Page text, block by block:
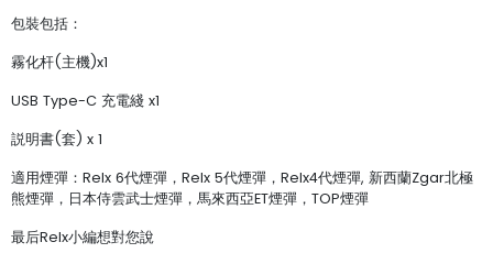
包裝包括：
霧化杆(主機)x1
USB Type-C 充電綫 x1
説明書(套) x 1
適用煙彈：Relx 6代煙彈，Relx 5代煙彈，Relx4代煙彈, 新西蘭Zgar北極
熊煙彈，日本侍雲武士煙彈，馬來西亞ET煙彈，TOP煙彈
最后Relx小編想對您說